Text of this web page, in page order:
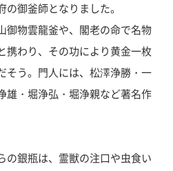
の御釜師となりました。
御物雲龍釜や、閣老の命で名物
携わり、その功により黄金一枚
そう。門人には、松澤浄勝・一
雄・堀浄弘・堀浄親など著名作
の銀瓶は、霊獣の注口や虫食い